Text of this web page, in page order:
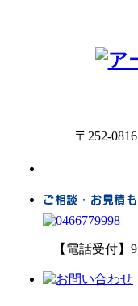
〒252-
ご相談・お見積も
【電話受付】